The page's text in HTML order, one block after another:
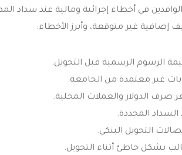
في أخطاء إجرائية ومالية عند سداد
إضافية غير متوقعة، وأبرز الأخطاء:
الرسوم الرسمية قبل التحويل.
غير معتمدة من الجامعة.
الدولار والعملات المحلية.
السداد المحددة.
التحويل البنكي.
بشكل خاطئ أثناء التحويل.